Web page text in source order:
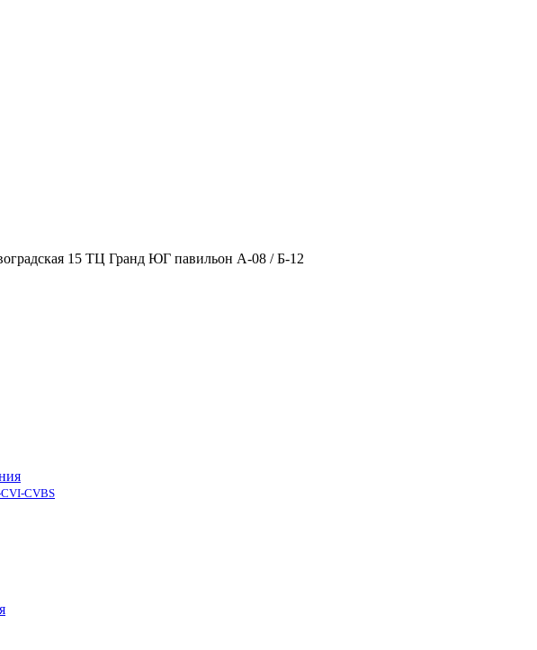
15 ТЦ Гранд ЮГ павильон А-08 / Б-12
CVBS